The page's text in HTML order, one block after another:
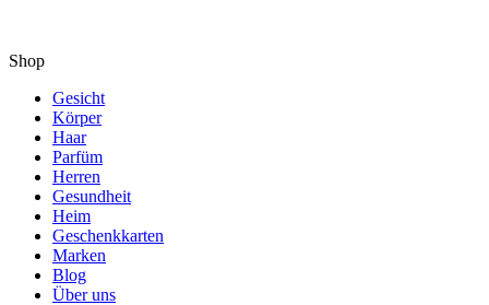
Shop
Gesicht
Körper
Haar
Parfüm
Herren
Gesundheit
Heim
Geschenkkarten
Marken
Blog
Über uns